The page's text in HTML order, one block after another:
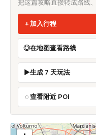
把这篇攻略直接转成路线
加入行程
在地图查看路线
生成 7 天玩法
查看附近 POI